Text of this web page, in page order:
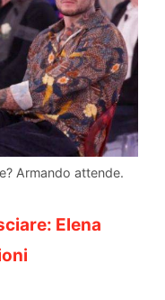
Armando attende.
Elena